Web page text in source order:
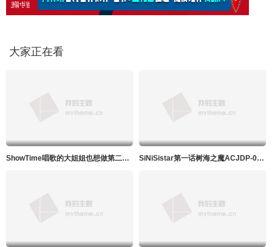
大家正在看
ShowTime唱歌的大姐姐也想做第二季_第08集 SiNiSistar第一话树海之魔ACJDP-0057